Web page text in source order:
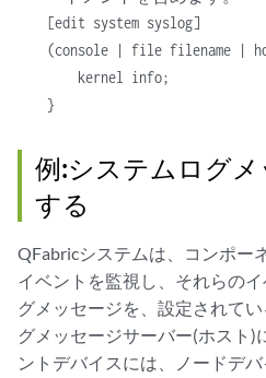
[edit system syslog]
(console | file filename |
    kernel info;
例:システムログ
する
QFabricシステムは、コンポー
イベントを監視し、それらの
グメッセージを、設定されて
グメッセージサーバー(ホスト)
ントデバイスには、ノードデ